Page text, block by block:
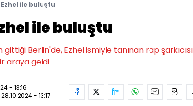
Ezhel ile buluştu
ile buluştu
Berlin'de, Ezhel ismiyle tanınan rap şarkıcısı
araya geldi
- 13:16
28.10.2024 - 13:17